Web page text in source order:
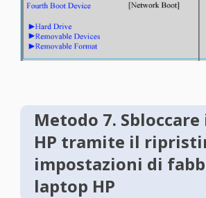
Metodo 7.
HP tramite il
impostazioni di
laptop HP